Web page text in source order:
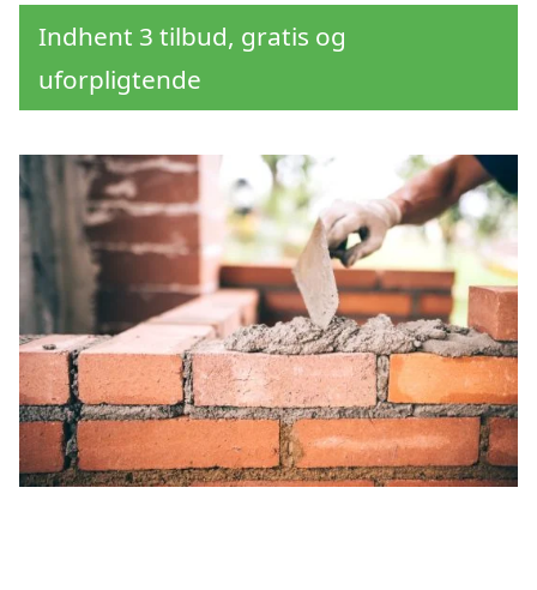
Indhent 3 tilbud, gratis og
uforpligtende